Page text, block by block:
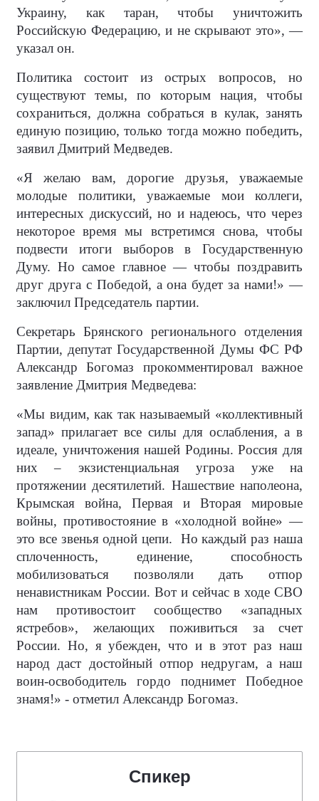
Украину, как таран, чтобы уничтожить
Российскую Федерацию, и не скрывают это», —
указал он.
Политика состоит из острых вопросов, но
существуют темы, по которым нация, чтобы
сохраниться, должна собраться в кулак, занять
единую позицию, только тогда можно победить,
заявил Дмитрий Медведев.
«Я желаю вам, дорогие друзья, уважаемые
молодые политики, уважаемые мои коллеги,
интересных дискуссий, но и надеюсь, что через
некоторое время мы встретимся снова, чтобы
подвести итоги выборов в Государственную
Думу. Но самое главное — чтобы поздравить
друг друга с Победой, а она будет за нами!» —
заключил Председатель партии.
Секретарь Брянского регионального отделения
Партии, депутат Государственной Думы ФС РФ
Александр Богомаз прокомментировал важное
заявление Дмитрия Медведева:
«Мы видим, как так называемый «коллективный
запад» прилагает все силы для ослабления, а в
идеале, уничтожения нашей Родины. Россия для
них – экзистенциальная угроза уже на
протяжении десятилетий. Нашествие наполеона,
Крымская война, Первая и Вторая мировые
войны, противостояние в «холодной войне» —
это все звенья одной цепи.
Но каждый раз наша
сплоченность, единение, способность
мобилизоваться позволяли дать отпор
ненавистникам России. Вот и сейчас в ходе СВО
нам противостоит сообщество «западных
ястребов», желающих поживиться за счет
России. Но, я убежден, что и в этот раз наш
народ даст достойный отпор недругам, а наш
воин-освободитель гордо поднимет Победное
знамя!» - отметил Александр Богомаз.
Спикер